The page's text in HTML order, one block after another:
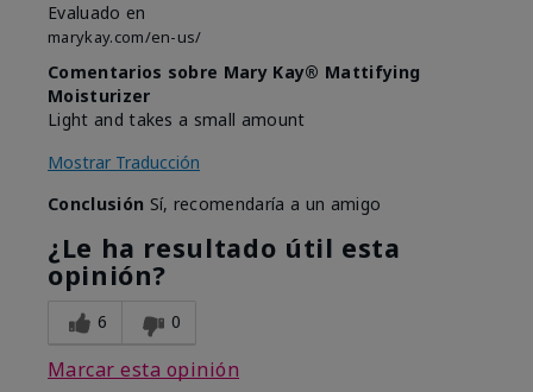
Evaluado en
marykay.com/en-us/
Comentarios sobre Mary Kay® Mattifying
Moisturizer
Light and takes a small amount
Mostrar Traducción
Conclusión Sí, recomendaría a un amigo
¿Le ha resultado útil esta
opinión?
6 0
Marcar esta opinión